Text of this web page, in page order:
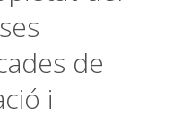
de
i